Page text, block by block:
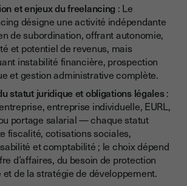
et développer son activité
ses premières missions freelance ?
: comment déterminer son TJM ?
et développer son activité sur le long
pour travailler en freelance
administrative et comptable
de projet et de productivité
et collaboration avec les
et enjeux du freelancing : Le
désigne une activité indépendante
de subordination, offrant autonomie,
et potentiel de revenus, mais
instabilité financière, prospection
et gestion administrative complète.
statut juridique et obligations légales:
entreprise individuelle, EURL,
portage salarial — chaque statut
fiscalité, cotisations sociales,
et comptabilité ; le choix dépend
d’affaires, du besoin de protection
et de la stratégie de développement.